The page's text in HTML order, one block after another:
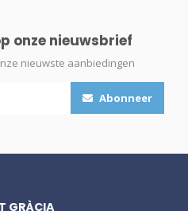
onze nieuwsbrief
nieuwste aanbiedingen
Abonneer
GRÀCIA